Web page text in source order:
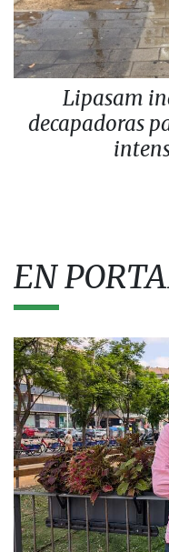
Lipasam
decapadoras
EN